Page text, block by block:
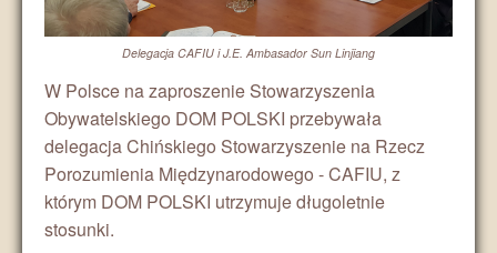
Religia
Media
Delegacja CAFIU i J.E. Ambasador Sun Linjiang
W Polsce na zaproszenie Stowarzyszenia
Obywatelskiego DOM POLSKI przebywała
delegacja Chińskiego Stowarzyszenie na Rzecz
Porozumienia Międzynarodowego - CAFIU, z
którym DOM POLSKI utrzymuje długoletnie
stosunki.